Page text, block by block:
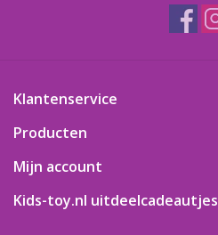
Klantenservice
Producten
Mijn account
Kids-toy.nl uitdeelcadeautjes